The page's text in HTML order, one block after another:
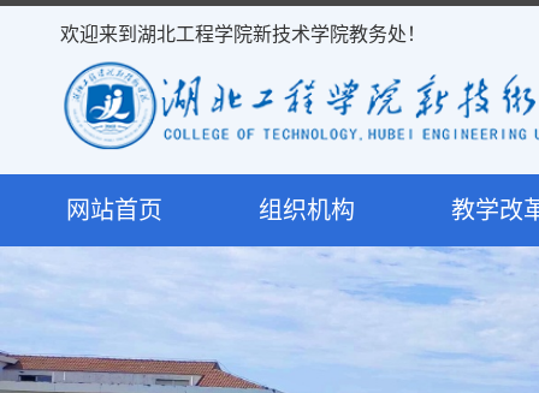
欢迎来到湖北工程学院新技术学院教务处！
网站首页
组织机构
处室简介
岗位职责
决策机构
教学改
教学研
课程建